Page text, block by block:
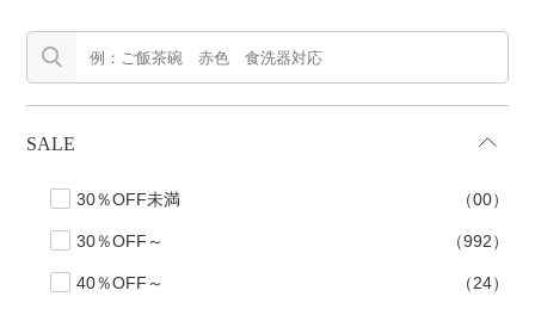
SALE
30％OFF未満 （00）
30％OFF～ （992）
40％OFF～ （24）